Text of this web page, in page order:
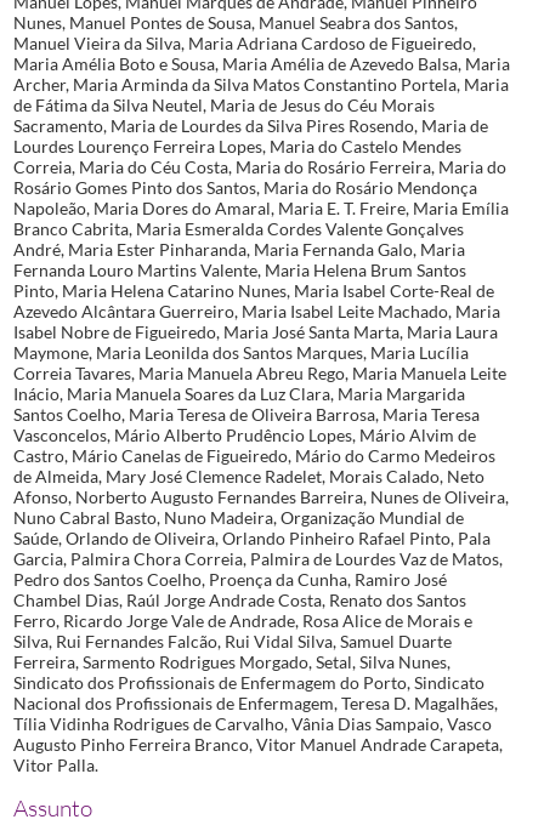
Nunes, Manuel Pontes de Sousa, Manuel Seabra dos Santos,
Manuel Vieira da Silva, Maria Adriana Cardoso de Figueiredo,
Maria Amélia Boto e Sousa, Maria Amélia de Azevedo Balsa, Maria
Archer, Maria Arminda da Silva Matos Constantino Portela, Maria
de Fátima da Silva Neutel, Maria de Jesus do Céu Morais
Sacramento, Maria de Lourdes da Silva Pires Rosendo, Maria de
Lourdes Lourenço Ferreira Lopes, Maria do Castelo Mendes
Correia, Maria do Céu Costa, Maria do Rosário Ferreira, Maria do
Rosário Gomes Pinto dos Santos, Maria do Rosário Mendonça
Napoleão, Maria Dores do Amaral, Maria E. T. Freire, Maria Emília
Branco Cabrita, Maria Esmeralda Cordes Valente Gonçalves
André, Maria Ester Pinharanda, Maria Fernanda Galo, Maria
Fernanda Louro Martins Valente, Maria Helena Brum Santos
Pinto, Maria Helena Catarino Nunes, Maria Isabel Corte-Real de
Azevedo Alcântara Guerreiro, Maria Isabel Leite Machado, Maria
Isabel Nobre de Figueiredo, Maria José Santa Marta, Maria Laura
Maymone, Maria Leonilda dos Santos Marques, Maria Lucília
Correia Tavares, Maria Manuela Abreu Rego, Maria Manuela Leite
Inácio, Maria Manuela Soares da Luz Clara, Maria Margarida
Santos Coelho, Maria Teresa de Oliveira Barrosa, Maria Teresa
Vasconcelos, Mário Alberto Prudêncio Lopes, Mário Alvim de
Castro, Mário Canelas de Figueiredo, Mário do Carmo Medeiros
de Almeida, Mary José Clemence Radelet, Morais Calado, Neto
Afonso, Norberto Augusto Fernandes Barreira, Nunes de Oliveira,
Nuno Cabral Basto, Nuno Madeira, Organização Mundial de
Saúde, Orlando de Oliveira, Orlando Pinheiro Rafael Pinto, Pala
Garcia, Palmira Chora Correia, Palmira de Lourdes Vaz de Matos,
Pedro dos Santos Coelho, Proença da Cunha, Ramiro José
Chambel Dias, Raúl Jorge Andrade Costa, Renato dos Santos
Ferro, Ricardo Jorge Vale de Andrade, Rosa Alice de Morais e
Silva, Rui Fernandes Falcão, Rui Vidal Silva, Samuel Duarte
Ferreira, Sarmento Rodrigues Morgado, Setal, Silva Nunes,
Sindicato dos Profissionais de Enfermagem do Porto, Sindicato
Nacional dos Profissionais de Enfermagem, Teresa D. Magalhães,
Tília Vidinha Rodrigues de Carvalho, Vânia Dias Sampaio, Vasco
Augusto Pinho Ferreira Branco, Vitor Manuel Andrade Carapeta,
Vitor Palla.
Assunto